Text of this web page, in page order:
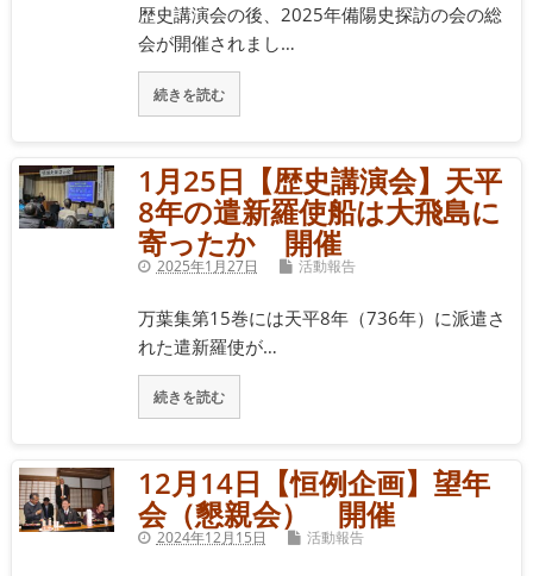
歴史講演会の後、2025年備陽史探訪の会の総
会が開催されまし…
続きを読む
1月25日【歴史講演会】天平
8年の遣新羅使船は大飛島に
寄ったか 開催
2025年1月27日 活動報告
万葉集第15巻には天平8年（736年）に派遣さ
れた遣新羅使が…
続きを読む
12月14日【恒例企画】望年
会（懇親会） 開催
2024年12月15日 活動報告